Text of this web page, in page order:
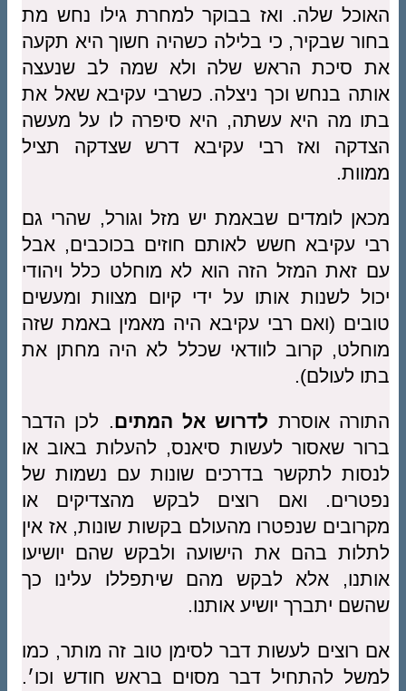
האוכל שלה. ואז בבוקר למחרת גילו נחש מת
בחור שבקיר, כי בלילה כשהיה חשוך היא תקעה
את סיכת הראש שלה ולא שמה לב שנעצה
אותה בנחש וכך ניצלה. כשרבי עקיבא שאל את
בתו מה היא עשתה, היא סיפרה לו על מעשה
הצדקה ואז רבי עקיבא דרש שצדקה תציל
ממוות.
מכאן לומדים שבאמת יש מזל וגורל, שהרי גם
רבי עקיבא חשש לאותם חוזים בכוכבים, אבל
עם זאת המזל הזה הוא לא מוחלט כלל ויהודי
יכול לשנות אותו על ידי קיום מצוות ומעשים
טובים (ואם רבי עקיבא היה מאמין באמת שזה
מוחלט, קרוב לוודאי שכלל לא היה מחתן את
בתו לעולם).
התורה אוסרת לדרוש אל המתים. לכן הדבר
ברור שאסור לעשות סיאנס, להעלות באוב או
לנסות לתקשר בדרכים שונות עם נשמות של
נפטרים. ואם רוצים לבקש מהצדיקים או
מקרובים שנפטרו מהעולם בקשות שונות, אז אין
לתלות בהם את הישועה ולבקש שהם יושיעו
אותנו, אלא לבקש מהם שיתפללו עלינו כך
שהשם יתברך יושיע אותנו.
אם רוצים לעשות דבר לסימן טוב זה מותר, כמו
למשל להתחיל דבר מסוים בראש חודש וכו׳.